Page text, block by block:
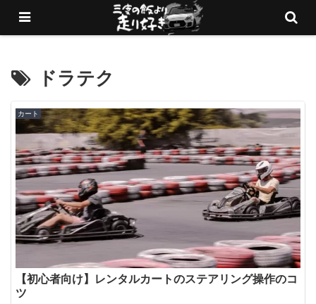
愛車でサーキットを走りまくるブログ
ドラテク
カート
【初心者向け】レンタルカートのステアリング操作のコ
ツ